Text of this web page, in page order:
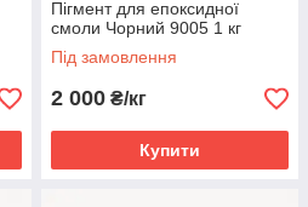
Пігмент для епоксидної
смоли Чорний 9005 1 кг
Під замовлення
2 000 ₴/кг
Купити